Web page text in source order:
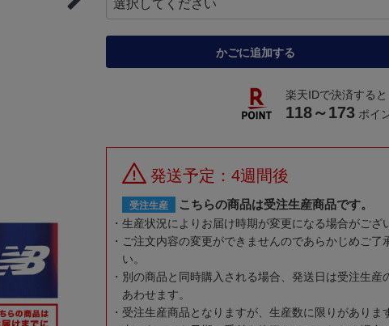
かごに追加する
楽天IDで決済すると
118～173 ポイ
発送予定：4週間後
受注生産 こちらの商品は受注生産商品です。
生産状況によりお届け時期が変更になる場合がござ
ご注文内容の変更ができませんのであらかじめご了
い。
別の商品と同時購入される場合、発送日は受注生産
あわせます。
受注生産商品となりますが、生産数に限りがありま